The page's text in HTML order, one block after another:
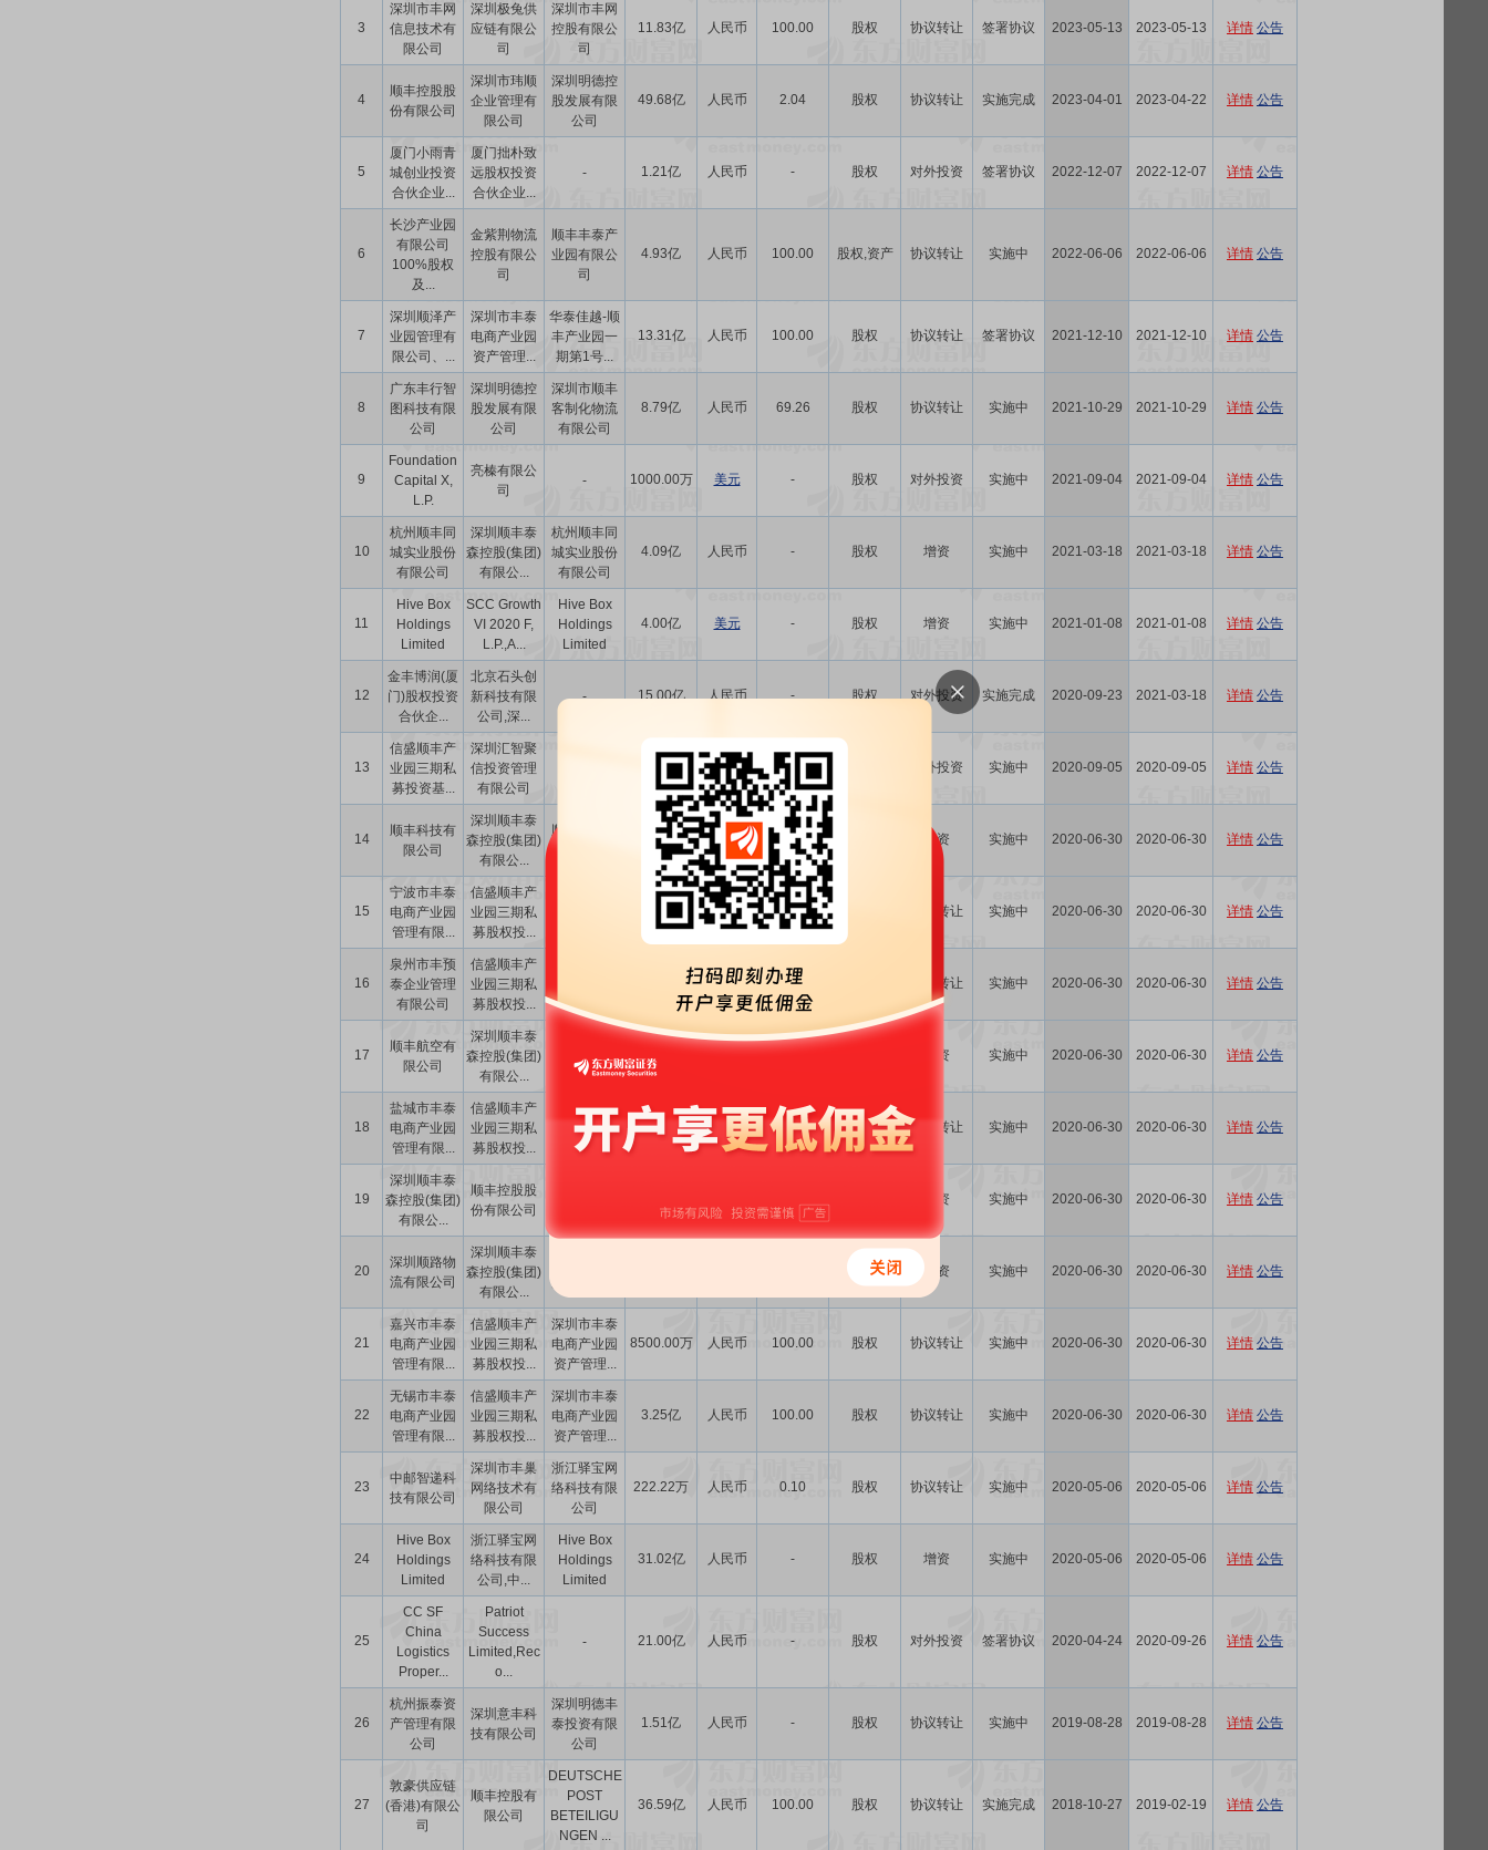
3
深圳市丰网
信息技术有
限公司
深圳极兔供
应链有限公
司
深圳市丰网
控股有限公
司
11.83亿 人民币 100.00 股权 协议转让 签署协议 2023-05-13 2023-05-13 详情 公告
4
顺丰控股股
份有限公司
深圳市玮顺
企业管理有
限公司
深圳明德控
股发展有限
公司
49.68亿 人民币 2.04 股权 协议转让 实施完成 2023-04-01 2023-04-22 详情 公告
5
厦门小雨青
城创业投资
合伙企业...
厦门拙朴致
远股权投资
合伙企业...
- 1.21亿 人民币 - 股权 对外投资 签署协议 2022-12-07 2022-12-07 详情 公告
6
长沙产业园
有限公司
100%股权
及...
金紫荆物流
控股有限公
司
顺丰丰泰产
业园有限公
司
4.93亿 人民币 100.00 股权,资产 协议转让 实施中 2022-06-06 2022-06-06 详情 公告
7
深圳顺泽产
业园管理有
限公司、...
深圳市丰泰
电商产业园
资产管理...
华泰佳越-顺
丰产业园一
期第1号...
13.31亿 人民币 100.00 股权 协议转让 签署协议 2021-12-10 2021-12-10 详情 公告
8
广东丰行智
图科技有限
公司
深圳明德控
股发展有限
公司
深圳市顺丰
客制化物流
有限公司
8.79亿 人民币 69.26 股权 协议转让 实施中 2021-10-29 2021-10-29 详情 公告
9
Foundation
Capital X,
L.P.
亮榛有限公
司
- 1000.00万 美元 - 股权 对外投资 实施中 2021-09-04 2021-09-04 详情 公告
10
杭州顺丰同
城实业股份
有限公司
深圳顺丰泰
森控股(集团)
有限公...
杭州顺丰同
城实业股份
有限公司
4.09亿 人民币 - 股权 增资 实施中 2021-03-18 2021-03-18 详情 公告
11
Hive Box
Holdings
Limited
SCC Growth
VI 2020 F,
L.P.,A...
Hive Box
Holdings
Limited
4.00亿 美元 - 股权 增资 实施中 2021-01-08 2021-01-08 详情 公告
12
金丰博润(厦
门)股权投资
合伙企...
北京石头创
新科技有限
公司,深...
- 15.00亿 人民币 - 股权 对外投资 实施完成 2020-09-23 2021-03-18 详情 公告
13
信盛顺丰产
业园三期私
募投资基...
深圳汇智聚
信投资管理
有限公司
13.86亿 人民币 - 对外投资 实施中 2020-09-05 2020-09-05 详情 公告
14
顺丰科技有
限公司
深圳顺丰泰
森控股(集团)
有限公...
顺丰科技有
31.07亿 人民币 - 增资 实施中 2020-06-30 2020-06-30 详情 公告
15
宁波市丰泰
电商产业园
管理有限...
信盛顺丰产
业园三期私
募股权投...
人民币 100.00 协议转让 实施中 2020-06-30 2020-06-30 详情 公告
16
泉州市丰预
泰企业管理
有限公司
信盛顺丰产
业园三期私
募股权投...
资产管理...
人民币 100.00 协议转让 实施中 2020-06-30 2020-06-30 详情 公告
17
顺丰航空有
限公司
深圳顺丰泰
森控股(集团)
有限公...
限公司
26.63亿 增资 实施中 2020-06-30 2020-06-30 详情 公告
18
盐城市丰泰
电商产业园
管理有限...
信盛顺丰产
业园三期私
募股权投...
深圳市丰泰
电商产业园
资产管理...
8600.00万 人民币 100.00 股权 协议转让 实施中 2020-06-30 2020-06-30 详情 公告
19
深圳顺丰泰
森控股(集团)
有限公...
顺丰控股股
份有限公司
增资 实施中 2020-06-30 2020-06-30 详情 公告
20
深圳顺路物
流有限公司
深圳顺丰泰
森控股(集团)
有限公...
股权 增资 实施中 2020-06-30 2020-06-30 详情 公告
21
嘉兴市丰泰
电商产业园
管理有限...
信盛顺丰产
业园三期私
募股权投...
深圳市丰泰
电商产业园
资产管理...
8500.00万 人民币 100.00 股权 协议转让 实施中 2020-06-30 2020-06-30 详情 公告
22
无锡市丰泰
电商产业园
管理有限...
信盛顺丰产
业园三期私
募股权投...
深圳市丰泰
电商产业园
资产管理...
3.25亿 人民币 100.00 股权 协议转让 实施中 2020-06-30 2020-06-30 详情 公告
23
中邮智递科
技有限公司
深圳市丰巢
网络技术有
限公司
浙江驿宝网
络科技有限
公司
222.22万 人民币 0.10 股权 协议转让 实施中 2020-05-06 2020-05-06 详情 公告
24
Hive Box
Holdings
Limited
浙江驿宝网
络科技有限
公司,中...
Hive Box
Holdings
Limited
31.02亿 人民币 - 股权 增资 实施中 2020-05-06 2020-05-06 详情 公告
25
CC SF
China
Logistics
Proper...
Patriot
Success
Limited,Rec
o...
- 21.00亿 人民币 - 股权 对外投资 签署协议 2020-04-24 2020-09-26 详情 公告
26
杭州振泰资
产管理有限
公司
深圳意丰科
技有限公司
深圳明德丰
泰投资有限
公司
1.51亿 人民币 - 股权 协议转让 实施中 2019-08-28 2019-08-28 详情 公告
27
敦豪供应链
(香港)有限公
司
顺丰控股有
限公司
DEUTSCHE
POST
BETEILIGU
NGEN ...
36.59亿 人民币 100.00 股权 协议转让 实施完成 2018-10-27 2019-02-19 详情 公告